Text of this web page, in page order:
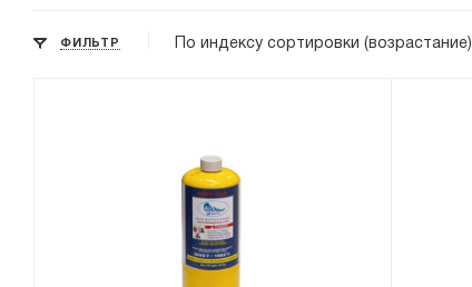
ФИЛЬТР По индексу сортировки (возрастание)